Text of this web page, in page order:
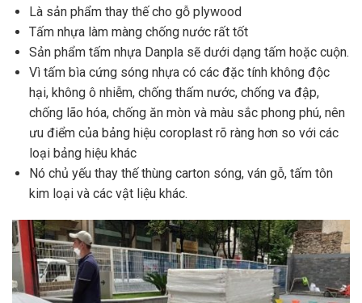
Là sản phẩm thay thế cho gỗ plywood
Tấm nhựa làm màng chống nước rất tốt
Sản phẩm tấm nhựa Danpla sẽ dưới dạng tấm hoặc cuộn.
Vì tấm bìa cứng sóng nhựa có các đặc tính không độc
hại, không ô nhiễm, chống thấm nước, chống va đập,
chống lão hóa, chống ăn mòn và màu sắc phong phú, nên
ưu điểm của bảng hiệu coroplast rõ ràng hơn so với các
loại bảng hiệu khác
Nó chủ yếu thay thế thùng carton sóng, ván gỗ, tấm tôn
kim loại và các vật liệu khác.